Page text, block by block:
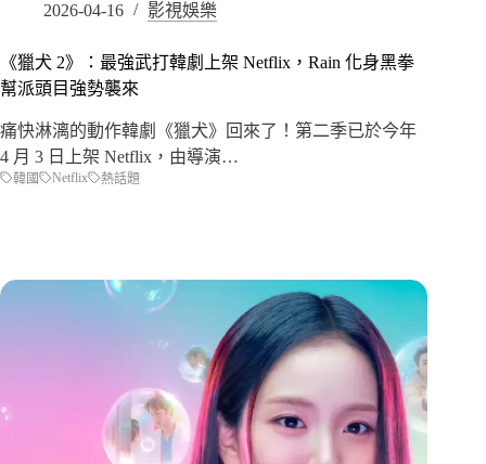
2026-04-16 影視娛樂
《獵犬 2》：最強武打韓劇上架 Netflix，Rain 化身黑拳
幫派頭目強勢襲來
痛快淋漓的動作韓劇《獵犬》回來了！第二季已於今年
4 月 3 日上架 Netflix，由導演…
韓國 Netflix 熱話題